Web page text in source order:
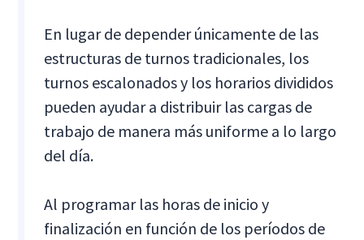
En lugar de depender únicamente de las
estructuras de turnos tradicionales, los
turnos escalonados y los horarios divididos
pueden ayudar a distribuir las cargas de
trabajo de manera más uniforme a lo largo
del día.
Al programar las horas de inicio y
finalización en función de los períodos de